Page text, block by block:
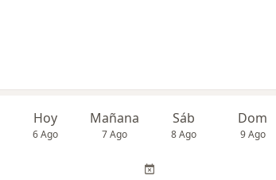
Hoy
6 Ago
Mañana
7 Ago
Sáb
8 Ago
Dom
9 Ago